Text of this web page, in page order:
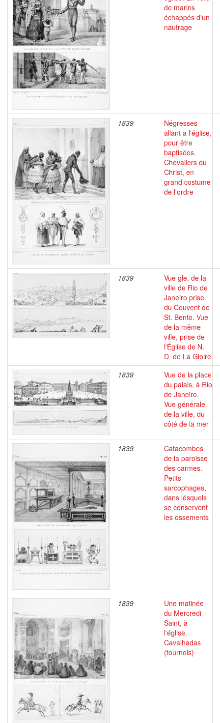
de marins
échappés d'un
naufrage
1839
Négresses
allant a l'église,
pour être
baptisées.
Chevaliers du
Christ, en
grand costume
de l'ordre
1839
Vue gle. de la
ville de Rio de
Janeiro prise
du Couvent de
St. Bento. Vue
de la même
ville, prise de
l'Église de N.
D. de La Gloire
1839
Vue de la place
du palais, à Rio
de Janeiro.
Vue générale
de la ville, du
côté de la mer
1839
Catacombes
de la paroisse
des carmes.
Petits
sarcophages,
dans lésquels
se conservent
les ossements
1839
Une matinée
du Mercredi
Saint, à
l'église.
Cavalhadas
(tournois)